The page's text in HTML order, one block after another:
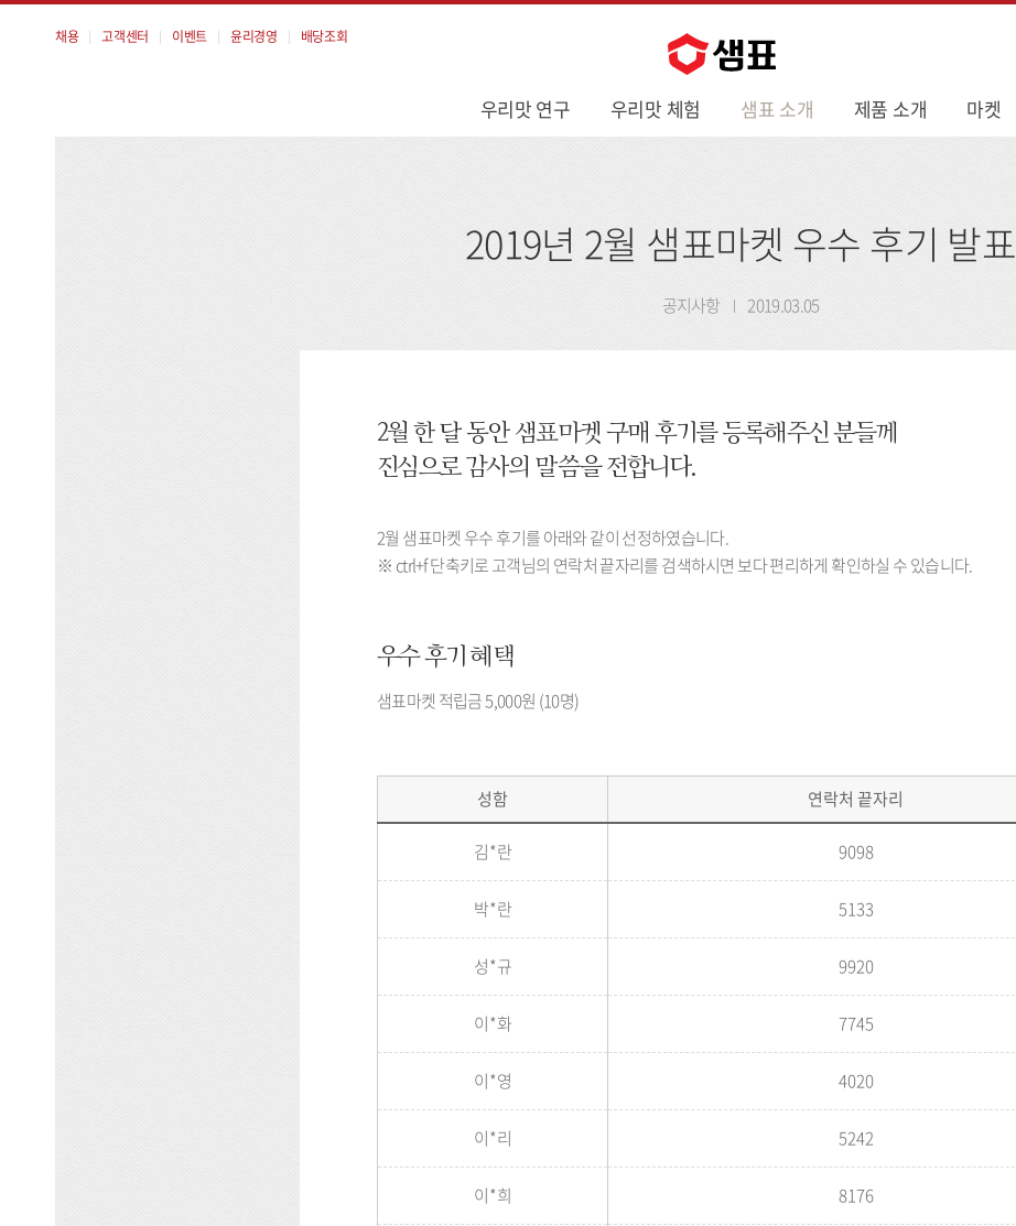
뉴
우리맛 연구 우리맛 체험 샘표 소개 제품 소개 마켓
채용 고객센터 이벤트 윤리경영 배당조회
2019년 2월 샘표마켓 우수 후기 발표
공지사항 2019.03.05
2월 한 달 동안 샘표마켓 구매 후기를 등록해주신 분들께
진심으로 감사의 말씀을 전합니다.
2월 샘표마켓 우수 후기를 아래와 같이 선정하였습니다.
※ ctrl+f 단축키로 고객님의 연락처 끝자리를 검색하시면 보다 편리하게 확인하실 수 있습니다.
우수 후기 혜택
샘표마켓 적립금 5,000원 (10명)
마
기
성함 연락처 끝자리
김*란 9098
박*란 5133
성*규 9920
이*화 7745
이*영 4020
이*리 5242
이*희 8176